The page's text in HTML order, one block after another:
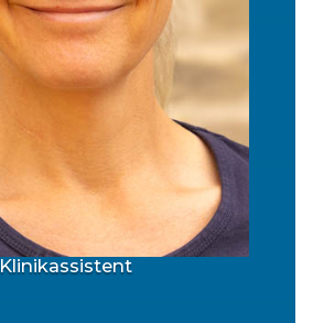
Klinikassistent